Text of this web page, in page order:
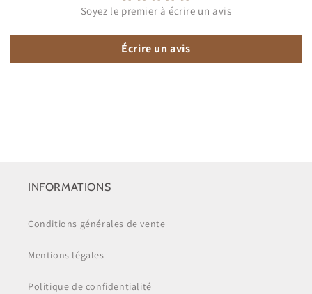
Soyez le premier à écrire un avis
Écrire un avis
INFORMATIONS
Conditions générales de vente
Mentions légales
Politique de confidentialité